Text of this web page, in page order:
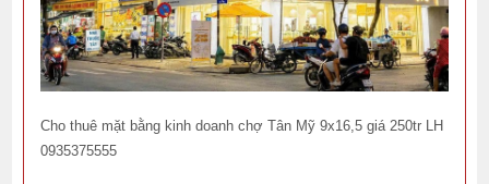
Cho thuê mặt bằng kinh doanh chợ Tân Mỹ 9x16,5 giá 250tr LH
0935375555